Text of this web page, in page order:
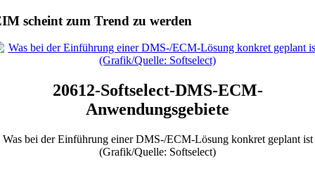
scheint zum Trend zu werden
20612-Softselect-DMS-ECM-
Anwendungsgebiete
Was bei der Einführung einer DMS-/ECM-Lösung konkret geplant ist
(Grafik/Quelle: Softselect)